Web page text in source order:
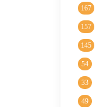
167
157
145
54
33
49